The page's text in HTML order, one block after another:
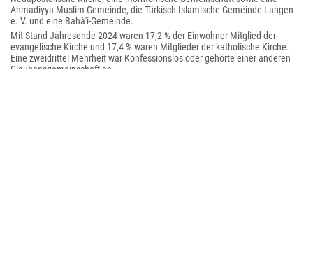
Ahmadiyya Muslim-Gemeinde, die Türkisch-Islamische Gemeinde Langen
e. V. und eine Bahá'í-Gemeinde.
Mit Stand Jahresende 2024 waren 17,2 % der Einwohner Mitglied der
evangelische Kirche und 17,4 % waren Mitglieder der katholische Kirche.
Eine zweidrittel Mehrheit war Konfessionslos oder gehörte einer anderen
Glaubensgemeinschaft an.